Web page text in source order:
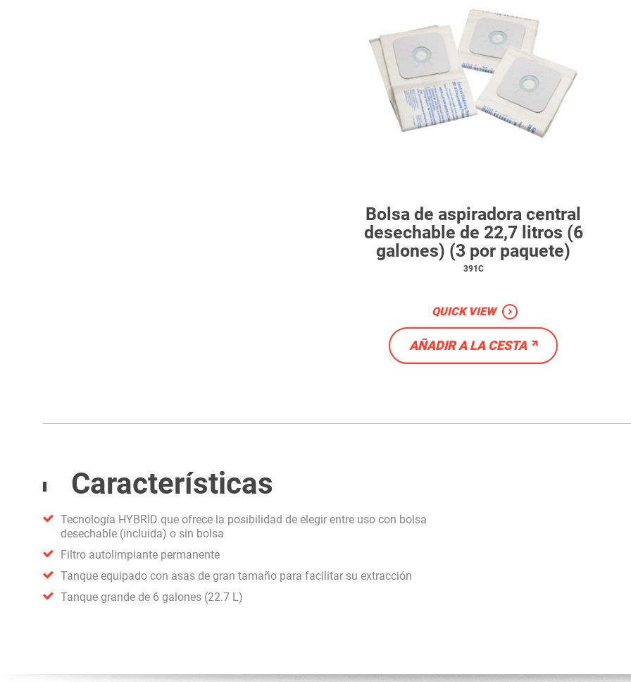
Bolsa de aspiradora central
desechable de 22,7 litros (6
galones) (3 por paquete)
391C
QUICK VIEW
AÑADIR A LA CESTA
Características
Tecnología HYBRID que ofrece la posibilidad de elegir entre uso con bolsa
desechable (incluida) o sin bolsa
Filtro autolimpiante permanente
Tanque equipado con asas de gran tamaño para facilitar su extracción
Tanque grande de 6 galones (22.7 L)